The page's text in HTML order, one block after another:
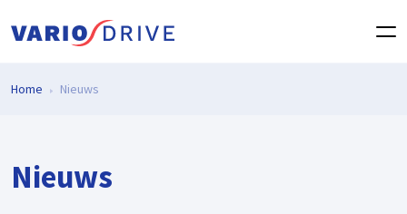
Home Nieuws
Nieuws